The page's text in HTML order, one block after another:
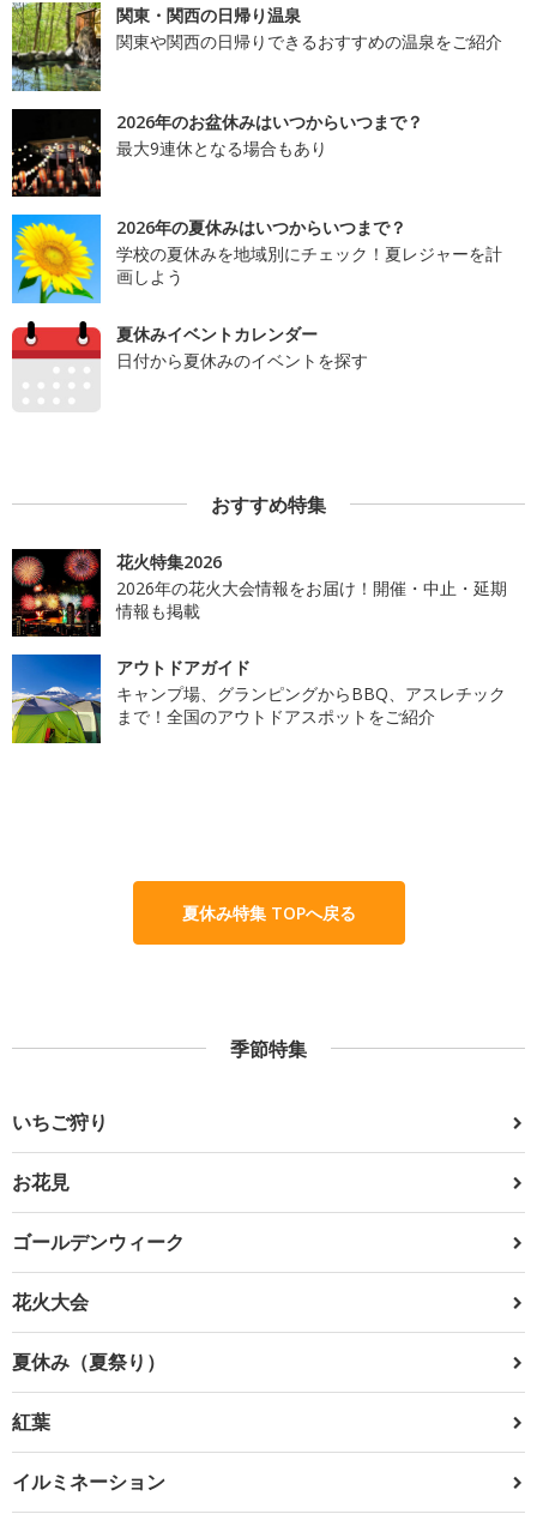
関東・関西の日帰り温泉
関東や関西の日帰りできるおすすめの温泉をご紹介
2026年のお盆休みはいつからいつまで？
最大9連休となる場合もあり
2026年の夏休みはいつからいつまで？
学校の夏休みを地域別にチェック！夏レジャーを計
画しよう
夏休みイベントカレンダー
日付から夏休みのイベントを探す
おすすめ特集
花火特集2026
2026年の花火大会情報をお届け！開催・中止・延期
情報も掲載
アウトドアガイド
キャンプ場、グランピングからBBQ、アスレチック
まで！全国のアウトドアスポットをご紹介
夏休み特集 TOPへ戻る
季節特集
いちご狩り
お花見
ゴールデンウィーク
花火大会
夏休み（夏祭り）
紅葉
イルミネーション